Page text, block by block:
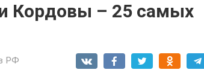
Кордовы – 25 самых
РФ